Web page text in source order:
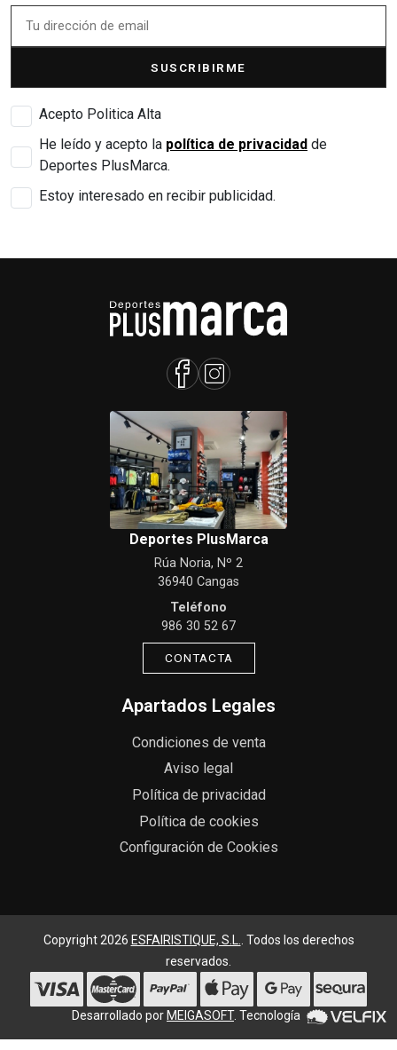
SUSCRIBIRME
Acepto Politica Alta
He leído y acepto la política de privacidad de
Deportes PlusMarca.
Estoy interesado en recibir publicidad.
Deportes PlusMarca
Rúa Noria, Nº 2
36940 Cangas
Teléfono
986 30 52 67
CONTACTA
Apartados Legales
Condiciones de venta
Aviso legal
Política de privacidad
Política de cookies
Configuración de Cookies
Copyright 2026 ESFAIRISTIQUE, S.L.. Todos los derechos
reservados.
Desarrollado por MEIGASOFT. Tecnología